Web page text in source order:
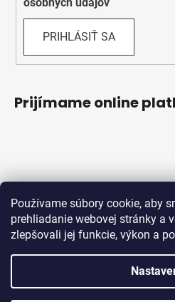
Používame súbory cookie, aby
prehliadanie webovej stránky a
zlepšovali jej funkcie, výkon a
osobných údajov
PRIHLÁSIŤ SA
Prijímame online
Obchodné podmienky